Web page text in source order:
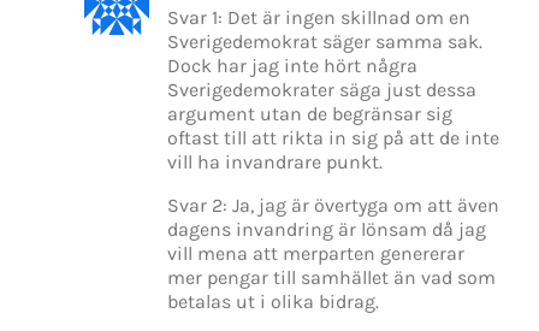
Svar 1: Det är ingen skillnad om en
Sverigedemokrat säger samma sak.
Dock har jag inte hört några
Sverigedemokrater säga just dessa
argument utan de begränsar sig
oftast till att rikta in sig på att de inte
vill ha invandrare punkt.
Svar 2: Ja, jag är övertyga om att även
dagens invandring är lönsam då jag
vill mena att merparten genererar
mer pengar till samhället än vad som
betalas ut i olika bidrag.